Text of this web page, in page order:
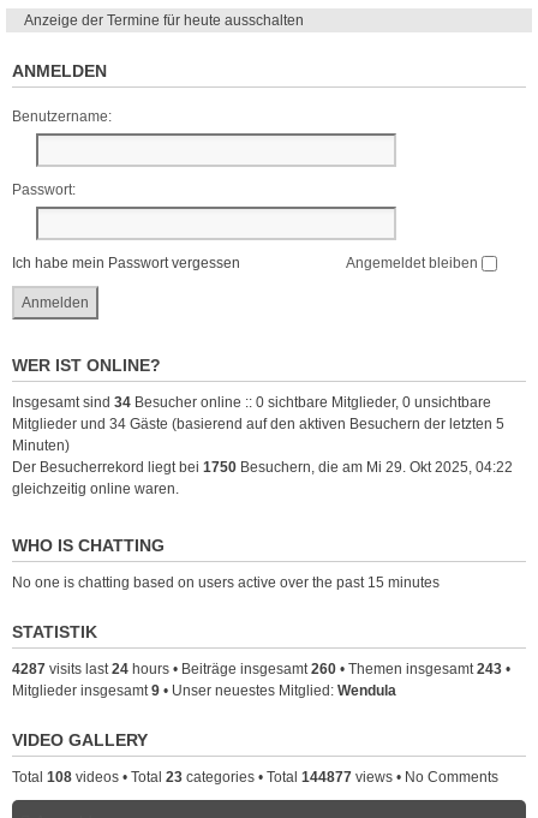
Anzeige der Termine für heute ausschalten
ANMELDEN
Benutzername:
Passwort:
Ich habe mein Passwort vergessen Angemeldet bleiben
WER IST ONLINE?
Insgesamt sind 34 Besucher online :: 0 sichtbare Mitglieder, 0 unsichtbare
Mitglieder und 34 Gäste (basierend auf den aktiven Besuchern der letzten 5
Minuten)
Der Besucherrekord liegt bei 1750 Besuchern, die am Mi 29. Okt 2025, 04:22
gleichzeitig online waren.
WHO IS CHATTING
No one is chatting based on users active over the past 15 minutes
STATISTIK
4287 visits last24 hours • Beiträge insgesamt260 • Themen insgesamt243 •
Mitglieder insgesamt9 • Unser neuestes Mitglied: Wendula
VIDEO GALLERY
Total 108 videos • Total 23 categories • Total 144877 views • No Comments